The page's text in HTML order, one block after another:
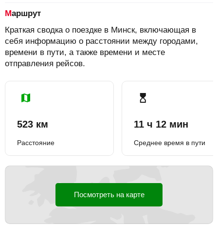
Маршрут
Краткая сводка о поездке в Минск, включающая в
себя информацию о расстоянии между городами,
времени в пути, а также времени и месте
отправления рейсов.
523 км
Расстояние
11 ч 12 мин
Среднее время в пути
Посмотреть на карте